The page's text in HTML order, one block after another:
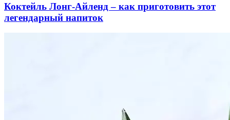
Коктейль Лонг-Айленд – как приготовить этот
легендарный напиток